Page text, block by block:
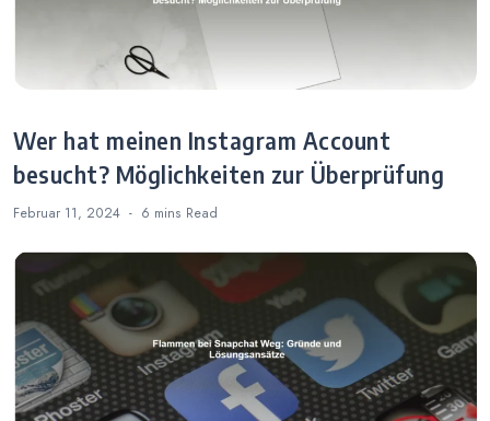
Wer hat meinen Instagram Account
besucht? Möglichkeiten zur Überprüfung
Februar 11, 2024 6 mins Read